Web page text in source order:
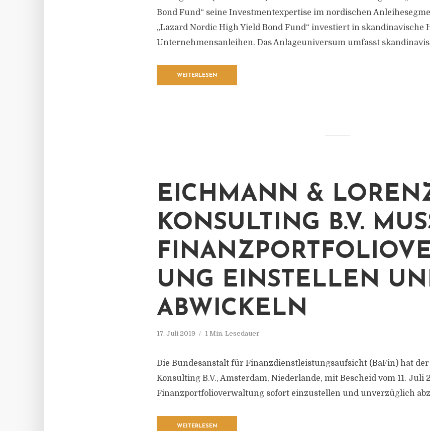
Bond Fund“ seine Investmentexpertise im nordischen
„Lazard Nordic High Yield Bond Fund“ investiert in skandinavische
Unternehmensanleihen. Das Anlageuniversum umfasst
WEITERLESEN
EICHMANN &
KONSULTING B.V.
UNG EINSTELLEN
ABWICKELN
17. Juli 2019 1 Min. Lesedauer
Die Bundesanstalt für Finanzdienstleistungsaufsicht (BaFin) hat
Konsulting B.V., Amsterdam, Niederlande, mit Bescheid vom 11. Juli
Finanzportfolioverwaltung sofort einzustellen und unverzüglich
WEITERLESEN